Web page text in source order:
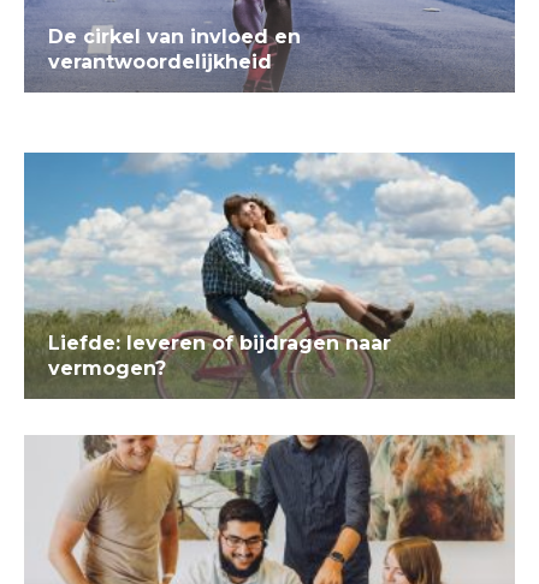
De cirkel van invloed en
verantwoordelijkheid
Liefde: leveren of bijdragen naar
vermogen?